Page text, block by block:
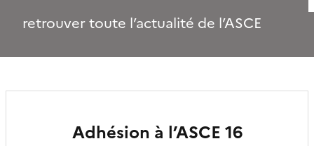
retrouver toute l’actualité de l’ASCE
Adhésion à l’ASCE 16